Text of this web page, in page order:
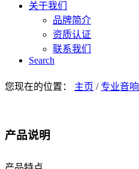
关于我们
品牌简介
资质认证
联系我们
Search
您现在的位置： 主页 / 专业音响
产品说明